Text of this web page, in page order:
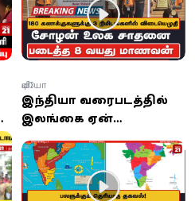
வயது மாணவன்
இந்தியா வரைபடத்தில்
இலங்கை ஏன்
தெரியாத தகவல்!
வீடியோ